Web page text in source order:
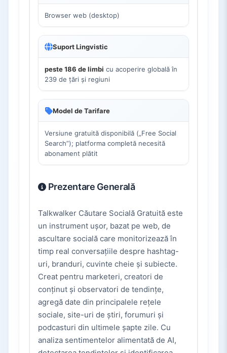
Browser web (desktop)
Suport Lingvistic
peste 186 de limbi cu acoperire globală în
239 de țări și regiuni
Model de Tarifare
Versiune gratuită disponibilă („Free Social
Search”); platforma completă necesită
abonament plătit
Prezentare Generală
Talkwalker Căutare Socială Gratuită este
un instrument ușor, bazat pe web, de
ascultare socială care monitorizează în
timp real conversațiile despre hashtag-
uri, branduri, cuvinte cheie și subiecte.
Creat pentru marketeri, creatori de
conținut și observatori de tendințe,
agregă date din principalele rețele
sociale, site-uri de știri, forumuri și
podcasturi din ultimele șapte zile. Cu
analiza sentimentelor alimentată de AI,